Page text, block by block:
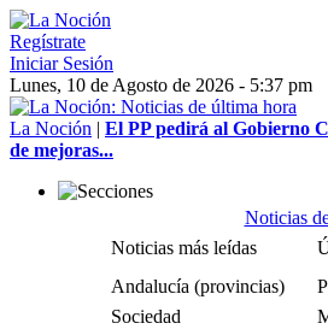
Regístrate
Iniciar Sesión
Lunes, 10 de Agosto de 2026 - 5:37 pm
La Noción | El PP pedirá al Gobierno
de mejoras...
Noticias
Noticias más leídas
Andalucía (provincias)
Sociedad